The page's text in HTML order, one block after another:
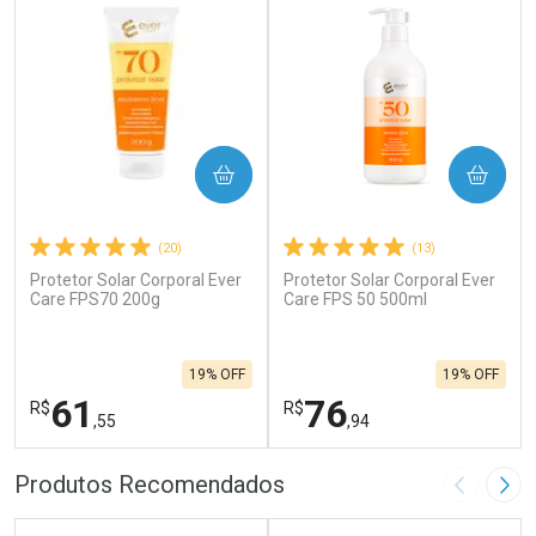
(20)
Protetor Solar Corporal Ever
Care FPS70 200g
R$61 ,55
19% OFF
COMPRAR
FECHAR
FECHAR
(13)
Protetor Solar Corporal Ever
Care FPS 50 500ml
R$76,94
19% OFF
COMPRAR
Produtos Recomendados Imagem